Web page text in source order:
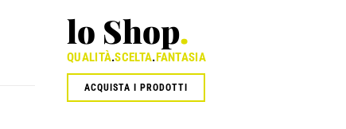
lo Shop.
QUALITÀ.SCELTA.FANTASIA
ACQUISTA I PRODOTTI